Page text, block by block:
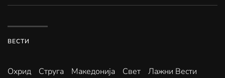
ВЕСТИ
Охрид Струга Македонија Свет
Лажни Вести